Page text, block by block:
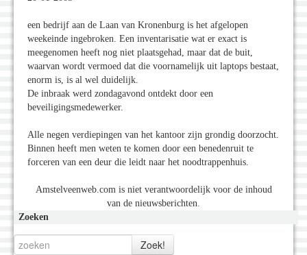
een bedrijf aan de Laan van Kronenburg is het afgelopen
weekeinde ingebroken. Een inventarisatie wat er exact is
meegenomen heeft nog niet plaatsgehad, maar dat de buit,
waarvan wordt vermoed dat die voornamelijk uit laptops bestaat,
enorm is, is al wel duidelijk.
De inbraak werd zondagavond ontdekt door een
beveiligingsmedewerker.
Alle negen verdiepingen van het kantoor zijn grondig doorzocht.
Binnen heeft men weten te komen door een benedenruit te
forceren van een deur die leidt naar het noodtrappenhuis.
Amstelveenweb.com is niet verantwoordelijk voor de inhoud
van de nieuwsberichten.
Zoeken